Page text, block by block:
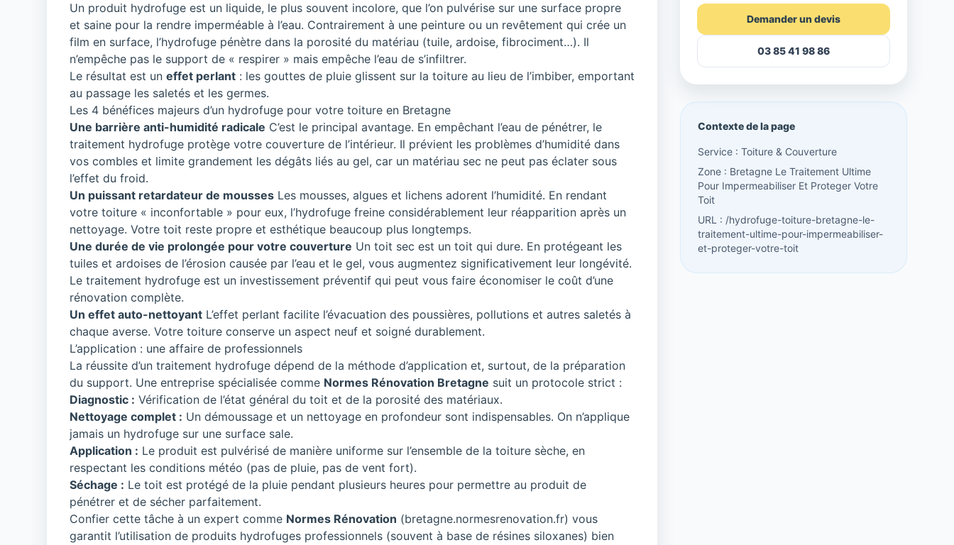
Un produit hydrofuge est un liquide, le plus souvent incolore, que l’on pulvérise sur une surface propre
et saine pour la rendre imperméable à l’eau. Contrairement à une peinture ou un revêtement qui crée un
film en surface, l’hydrofuge pénètre dans la porosité du matériau (tuile, ardoise, fibrociment…). Il
n’empêche pas le support de « respirer » mais empêche l’eau de s’infiltrer.
Le résultat est un effet perlant: les gouttes de pluie glissent sur la toiture au lieu de l’imbiber, emportant
au passage les saletés et les germes.
Les 4 bénéfices majeurs d’un hydrofuge pour votre toiture en Bretagne
Une barrière anti-humidité radicale C’est le principal avantage. En empêchant l’eau de pénétrer, le
traitement hydrofuge protège votre couverture de l’intérieur. Il prévient les problèmes d’humidité dans
vos combles et limite grandement les dégâts liés au gel, car un matériau sec ne peut pas éclater sous
l’effet du froid.
Un puissant retardateur de moussesLes mousses, algues et lichens adorent l’humidité. En rendant
votre toiture « inconfortable » pour eux, l’hydrofuge freine considérablement leur réapparition après un
nettoyage. Votre toit reste propre et esthétique beaucoup plus longtemps.
Une durée de vie prolongée pour votre couverture Un toit sec est un toit qui dure. En protégeant les
tuiles et ardoises de l’érosion causée par l’eau et le gel, vous augmentez significativement leur longévité.
Le traitement hydrofuge est un investissement préventif qui peut vous faire économiser le coût d’une
rénovation complète.
Un effet auto-nettoyantL’effet perlant facilite l’évacuation des poussières, pollutions et autres saletés à
chaque averse. Votre toiture conserve un aspect neuf et soigné durablement.
L’application : une affaire de professionnels
La réussite d’un traitement hydrofuge dépend de la méthode d’application et, surtout, de la préparation
du support. Une entreprise spécialisée comme Normes Rénovation Bretagne suit un protocole strict :
Diagnostic : Vérification de l’état général du toit et de la porosité des matériaux.
Nettoyage complet : Un démoussage et un nettoyage en profondeur sont indispensables. On n’applique
jamais un hydrofuge sur une surface sale.
Application : Le produit est pulvérisé de manière uniforme sur l’ensemble de la toiture sèche, en
respectant les conditions météo (pas de pluie, pas de vent fort).
Séchage : Le toit est protégé de la pluie pendant plusieurs heures pour permettre au produit de
pénétrer et de sécher parfaitement.
Confier cette tâche à un expert comme Normes Rénovation (bretagne.normesrenovation.fr) vous
garantit l’utilisation de produits hydrofuges professionnels (souvent à base de résines siloxanes) bien
Demander un devis
03 85 41 98 86
Contexte de la page
Service : Toiture & Couverture
Zone : Bretagne Le Traitement Ultime
Pour Impermeabiliser Et Proteger Votre
Toit
URL : /hydrofuge-toiture-bretagne-le-
traitement-ultime-pour-impermeabiliser-
et-proteger-votre-toit